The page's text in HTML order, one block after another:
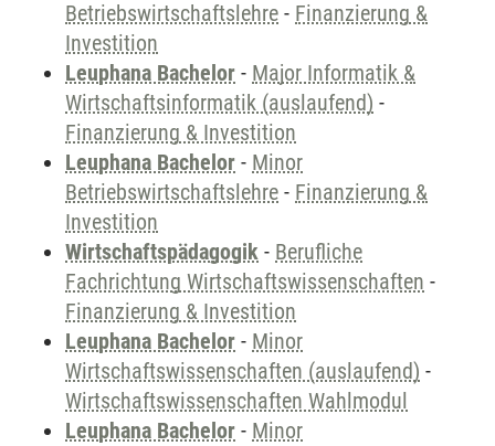
Betriebswirtschaftslehre - Finanzierung &
Investition
Leuphana Bachelor - Major Informatik &
Wirtschaftsinformatik (auslaufend) -
Finanzierung & Investition
Leuphana Bachelor - Minor
Betriebswirtschaftslehre - Finanzierung &
Investition
Wirtschaftspädagogik - Berufliche
Fachrichtung Wirtschaftswissenschaften -
Finanzierung & Investition
Leuphana Bachelor - Minor
Wirtschaftswissenschaften (auslaufend) -
Wirtschaftswissenschaften Wahlmodul
Leuphana Bachelor - Minor